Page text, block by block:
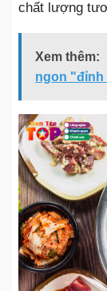
chất lượng
Xem thêm:
ngon "đỉnh